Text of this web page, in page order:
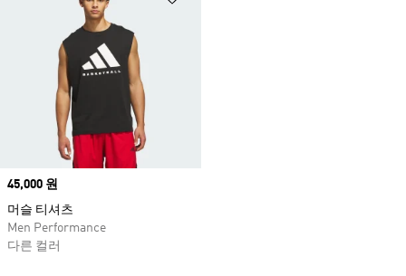
Price
45,000 원
머슬 티셔츠
Men Performance
다른 컬러